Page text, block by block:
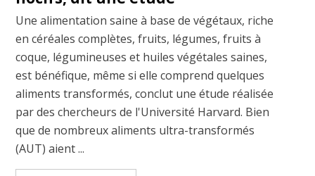
Une alimentation saine à base de végétaux, riche
en céréales complètes, fruits, légumes, fruits à
coque, légumineuses et huiles végétales saines,
est bénéfique, même si elle comprend quelques
aliments transformés, conclut une étude réalisée
par des chercheurs de l'Université Harvard. Bien
que de nombreux aliments ultra-transformés
(AUT) aient ...